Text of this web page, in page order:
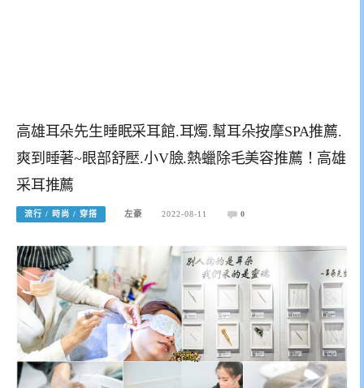
高雄耳朵先生睡眠采耳館.耳燭.幫耳朵按摩SPA推薦.
爽到睡著~眼部舒壓.小V臉.熱蠟除毛美容推薦！高雄
采耳推薦
流行 / 時尚 / 穿搭 左豪 2022-08-11 0